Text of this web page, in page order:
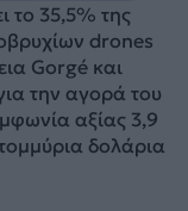
35,5% της
drones
Gorgé και
την αγορά του
αξίας 3,9
δολάρια